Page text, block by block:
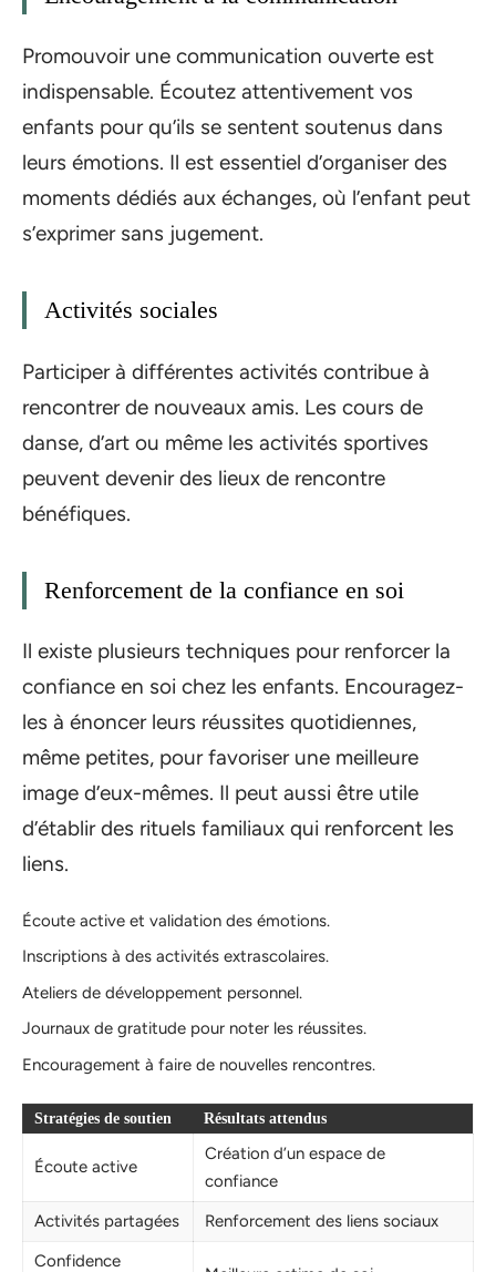
Promouvoir une communication ouverte est
indispensable. Écoutez attentivement vos
enfants pour qu’ils se sentent soutenus dans
leurs émotions. Il est essentiel d’organiser des
moments dédiés aux échanges, où l’enfant peut
s’exprimer sans jugement.
Activités sociales
Participer à différentes activités contribue à
rencontrer de nouveaux amis. Les cours de
danse, d’art ou même les activités sportives
peuvent devenir des lieux de rencontre
bénéfiques.
Renforcement de la confiance en soi
Il existe plusieurs techniques pour renforcer la
confiance en soi chez les enfants. Encouragez-
les à énoncer leurs réussites quotidiennes,
même petites, pour favoriser une meilleure
image d’eux-mêmes. Il peut aussi être utile
d’établir des rituels familiaux qui renforcent les
liens.
Écoute active et validation des émotions.
Inscriptions à des activités extrascolaires.
Ateliers de développement personnel.
Journaux de gratitude pour noter les réussites.
Encouragement à faire de nouvelles rencontres.
Stratégies de soutien Résultats attendus
Écoute active
Création d’un espace de
confiance
Activités partagées
Renforcement des liens sociaux
Confidence